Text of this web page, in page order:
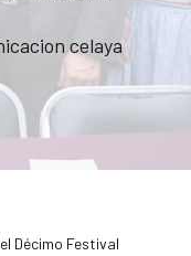
celaya
Décimo Festival